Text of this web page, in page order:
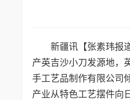
新疆讯【张素玮报
产英吉沙小刀发源地，
手工艺品制作有限公司
产业从特色工艺摆件向